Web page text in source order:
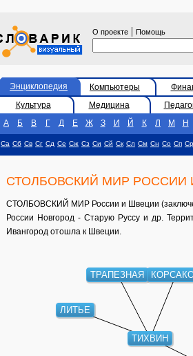
О проекте | Помощь
Энциклопедия Компьютеры
Культура
Медицина
А
Б В Г Д Е Ж З И Й К Л М Н
Са Сб Св Сг Сд Се Сж Сз Си Сй Ск Сл См Сн Со Сп Ср
СТОЛБОВСКИЙ МИР РОССИИ
СТОЛБОВСКИЙ МИР России и Швеции
России Новгород - Старую Руссу и др.
Ивангород отошла к Швеции.
ТИХВИН
ТРАПЕЗНАЯ
ЛИТЬЕ